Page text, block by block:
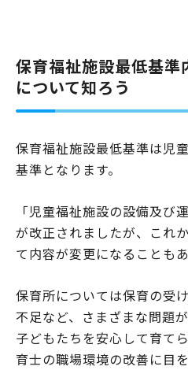
保育福祉施設最低基準
について知ろう
保育福祉施設最低基準は児
基準となります。
「児童福祉施設の設備及び
が改正されましたが、これ
て内容が変更になることも
保育所については保育の受
不足など、さまざまな問題
子どもたちを安心して育て
育士の職場環境の改善に目